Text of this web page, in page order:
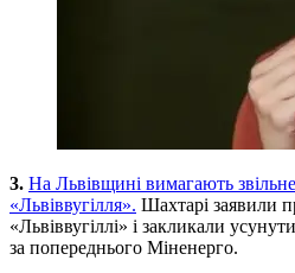
3. На Львівщині вимагають
«Львіввугілля». Шахтарі заявили
«Львіввугіллі» і закликали
за попереднього Міненерго.